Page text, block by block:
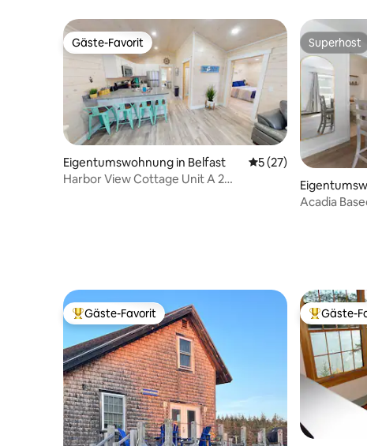
Gäste-Favorit
Gäste-Favorit
Eigentumswohnung in Belfast Durchschnittliche
5 (27)
Harbor View Cottage Unit A 2
Superhost
Superhost
n
Acadia
Beliebter Gäste-Favorit.
Gäste-Favorit Beliebter
Gäste-